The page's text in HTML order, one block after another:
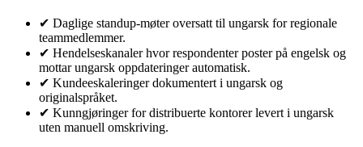
✔ Daglige standup-møter oversatt til ungarsk for regionale
teammedlemmer.
✔ Hendelseskanaler hvor respondenter poster på engelsk og
mottar ungarsk oppdateringer automatisk.
✔ Kundeeskaleringer dokumentert i ungarsk og
originalspråket.
✔ Kunngjøringer for distribuerte kontorer levert i ungarsk
uten manuell omskriving.